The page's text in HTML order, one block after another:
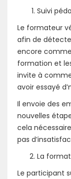
Suivi
Le formateur
afin de
encore
formation et
invite à
avoir essayé
Il envoie des
nouvelles
cela
pas
La
Le participant